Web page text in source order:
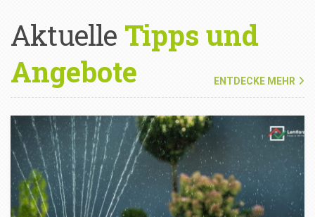
Aktuelle Tipps und
Angebote
ENTDECKE MEHR